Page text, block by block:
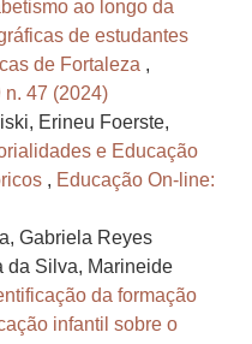
ao longo da
de estudantes
de Fortaleza ,
n. 47 (2024)
Erineu Foerste,
e Educação
, Educação On-line:
Gabriela Reyes
da Silva, Marineide
da formação
infantil sobre o